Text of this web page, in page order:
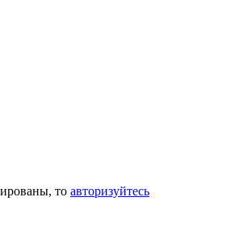
то авторизуйтесь